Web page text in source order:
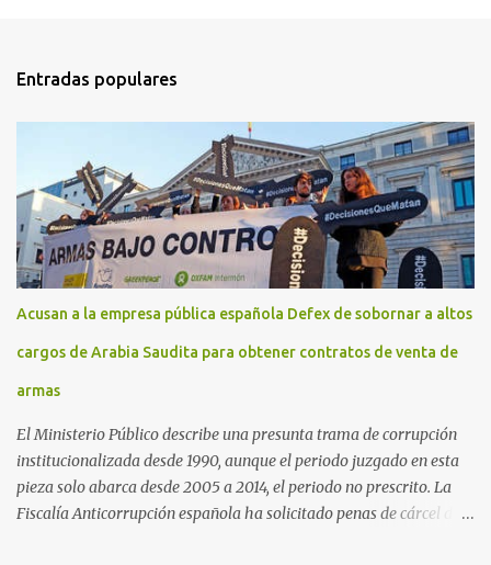
Entradas populares
Acusan a la empresa pública española Defex de sobornar a altos
cargos de Arabia Saudita para obtener contratos de venta de
armas
El Ministerio Público describe una presunta trama de corrupción
institucionalizada desde 1990, aunque el periodo juzgado en esta
pieza solo abarca desde 2005 a 2014, el periodo no prescrito. La
Fiscalía Anticorrupción española ha solicitado penas de cárcel de